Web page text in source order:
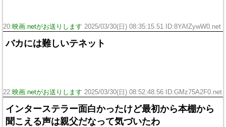
20:映画.netがお送りします 2025/03/30(日) 08:35:15.51 ID:8YAfZywW0.net
バカには難しいテネット
22:映画.netがお送りします 2025/03/30(日) 08:52:48.56 ID:GMz75A2F0.net
インターステラー面白かったけど最初から本棚から
聞こえる声は親父だなって気づいたわ